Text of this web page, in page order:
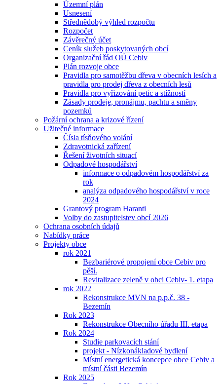
Územní plán
Usnesení
Střednědobý výhled rozpočtu
Rozpočet
Závěrečný účet
Ceník služeb poskytovaných obcí
Organizační řád OÚ Cebiv
Plán rozvoje obce
Pravidla pro samotěžbu dřeva v obecních lesích a
pravidla pro prodej dřeva z obecních lesů
Pravidla pro vyřizování petic a stížností
Zásady prodeje, pronájmu, pachtu a směny
pozemků
Požární ochrana a krizové řízení
Užitečné informace
Čísla tísňového volání
Zdravotnická zařízení
Řešení životních situací
Odpadové hospodářství
informace o odpadovém hospodářství za
rok
analýza odpadového hospodářství v roce
2024
Grantový program Haranti
Volby do zastupitelstev obcí 2026
Ochrana osobních údajů
Nabídky práce
Projekty obce
rok 2021
Bezbariérové propojení obce Cebiv pro
pěší.
Revitalizace zeleně v obci Cebiv- 1. etapa
rok 2022
Rekonstrukce MVN na p.p.č. 38 -
Bezemín
Rok 2023
Rekonstrukce Obecního úřadu III. etapa
Rok 2024
Studie parkovacích stání
projekt - Nízkonákladové bydlení
Místní energetická koncepce obce Cebiv a
místní části Bezemín
Rok 2025